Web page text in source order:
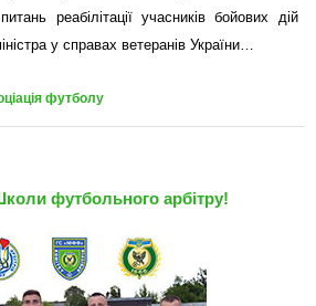
реабілітації учасників бойових дій
у справах ветеранів України…
футболу
футбольного арбітру!